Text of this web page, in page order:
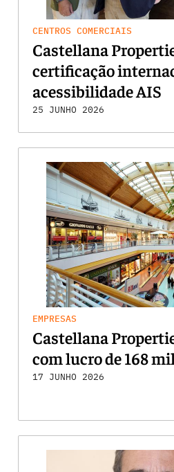
CENTROS COMERCIAIS
Castellana
certificação
acessibilidade AIS
25 JUNHO 2026
EMPRESAS
Castellana
com lucro de 168
17 JUNHO 2026